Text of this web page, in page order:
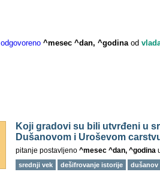
odgovoreno ^mesec ^dan, ^godina od
Koji gradovi su bili utvrđeni u
Dušanovom i Uroševom
pitanje postavljeno ^mesec ^dan, ^godina
srednji vek dešifrovanje istorije dušanov